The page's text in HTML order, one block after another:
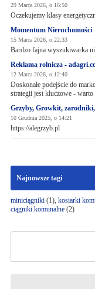
29 Marca 2026, o 16:50
Oczekujemy klasy
Momentum Nieruchomości
15 Marca 2026, o 22:33
Bardzo fajna wyszukiwarka
Reklama rolnicza -
12 Marca 2026, o 12:40
Doskonałe podejście do
strategii jest kluczowe -
Grzyby, Growkit,
10 Grudnia 2025, o 14:21
https://alegrzyb.pl
Najnowsze tagi
miniciągniki(1), kosiarki
ciągniki komunalne(2)